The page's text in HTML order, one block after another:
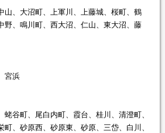
山、大沼町、上軍川、上藤城、桜町、鶴
野、鳴川町、西大沼、仁山、東大沼、藤
宮浜
谷町、尾白内町、霞台、桂川、清澄町、
、砂原西、砂原東、砂原、三岱、白川、